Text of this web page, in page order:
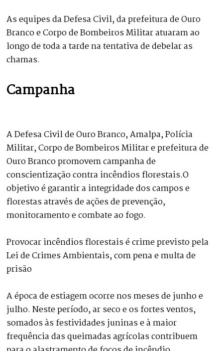
As equipes da Defesa Civil, da prefeitura de Ouro
Branco e Corpo de Bombeiros Militar atuaram ao
longo de toda a tarde na tentativa de debelar as
chamas.
Campanha
A Defesa Civil de Ouro Branco, Amalpa, Polícia
Militar, Corpo de Bombeiros Militar e prefeitura de
Ouro Branco promovem campanha de
conscientização contra incêndios florestais.O
objetivo é garantir a integridade dos campos e
florestas através de ações de prevenção,
monitoramento e combate ao fogo.
Provocar incêndios florestais é crime previsto pela
Lei de Crimes Ambientais, com pena e multa de
prisão
A época de estiagem ocorre nos meses de junho e
julho. Neste período, ar seco e os fortes ventos,
somados às festividades juninas e à maior
frequência das queimadas agrícolas contribuem